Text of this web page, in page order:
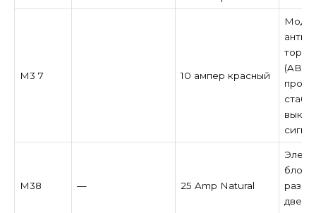
M3 7 10 ампер красный
(ABS)
M38 — 25 Amp Natural